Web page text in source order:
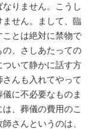
りません。こうし
せん。まして、臨
とは絶対に禁物で
、さしあたっての
いて静かに話す方
んも入れてやって
に不必要なものま
、葬儀の費用のこ
さんというのは、